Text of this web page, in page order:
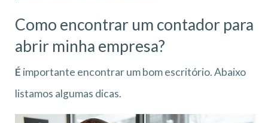
Como encontrar um contador para
abrir minha empresa?
É importante encontrar um bom escritório. Abaixo
listamos algumas dicas.